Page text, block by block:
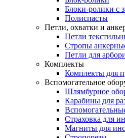
Блоки-ролики с
Полиспасты
Петли, охватки и
Петли
Стропы
Петли для
Комплекты
Комплекты для
Вспомогательное
Шлямбурное
Карабины для
Страховка для
Магниты для